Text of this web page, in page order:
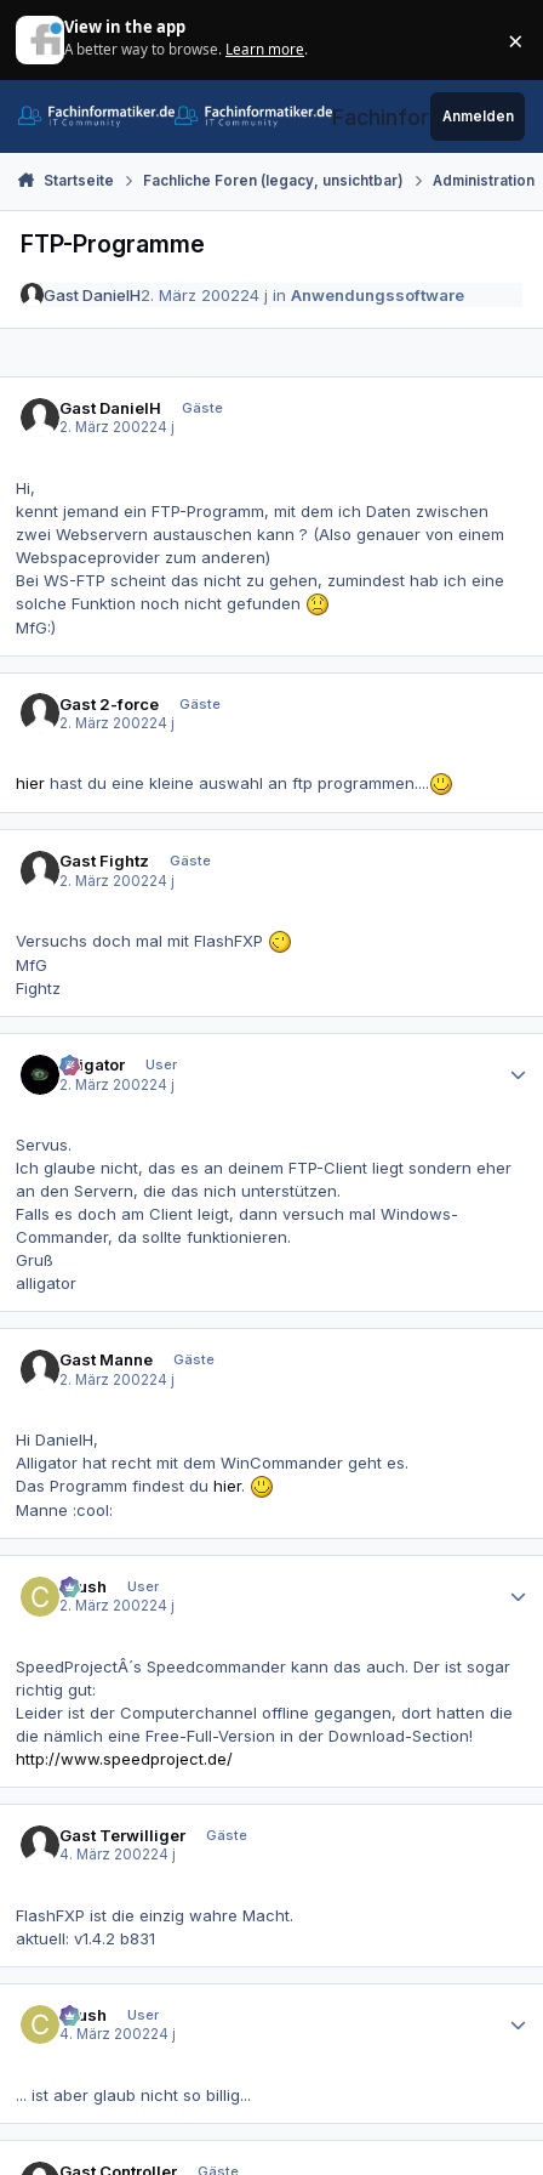
View in the app
A better way to browse. Learn more. ×
Fachinformatiker.de
Anmelden
Startseite Fachliche Foren (legacy, unsichtbar) Administration
FTP-Programme
Gast DanielH2. März 200224 j inAnwendungssoftware
Gast DanielH
Gäste
2. März 200224 j
Hi,
kennt jemand ein FTP-Programm, mit dem ich Daten zwischen
zwei Webservern austauschen kann ? (Also genauer von einem
Webspaceprovider zum anderen)
Bei WS-FTP scheint das nicht zu gehen, zumindest hab ich eine
solche Funktion noch nicht gefunden
MfG:)
Gast 2-force
Gäste
2. März 200224 j
hier hast du eine kleine auswahl an ftp programmen....
Gast Fightz
Gäste
2. März 200224 j
Versuchs doch mal mit FlashFXP
MfG
Fightz
alligator
User
2. März 200224 j
Servus.
Ich glaube nicht, das es an deinem FTP-Client liegt sondern eher
an den Servern, die das nich unterstützen.
Falls es doch am Client leigt, dann versuch mal Windows-
Commander, da sollte funktionieren.
Gruß
alligator
Gast Manne
Gäste
2. März 200224 j
Hi DanielH,
Alligator hat recht mit dem WinCommander geht es.
Das Programm findest du hier.
Manne :cool:
Crush
User
2. März 200224 j
SpeedProjectÂ´s Speedcommander kann das auch. Der ist sogar
richtig gut:
Leider ist der Computerchannel offline gegangen, dort hatten die
die nämlich eine Free-Full-Version in der Download-Section!
http://www.speedproject.de/
Gast Terwilliger
Gäste
4. März 200224 j
FlashFXP ist die einzig wahre Macht.
aktuell: v1.4.2 b831
Crush
User
4. März 200224 j
... ist aber glaub nicht so billig...
Gast Controller Gäste